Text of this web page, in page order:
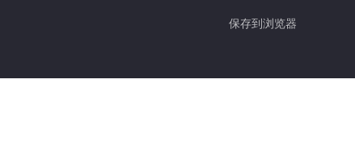
保存到浏览器